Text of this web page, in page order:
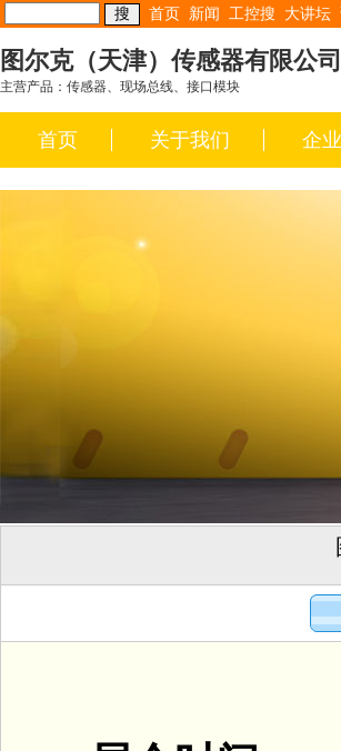
首页 新闻 工控搜 大讲坛
图尔克（天津）传感器有限公司
主营产品：传感器、现场总线、接口模块
首页 关于我们 企